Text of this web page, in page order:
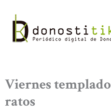
contenido
Viernes
ratos